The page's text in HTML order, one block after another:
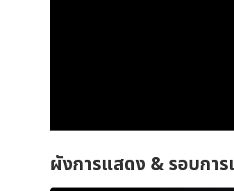
ผังการแสดง & รอบกา